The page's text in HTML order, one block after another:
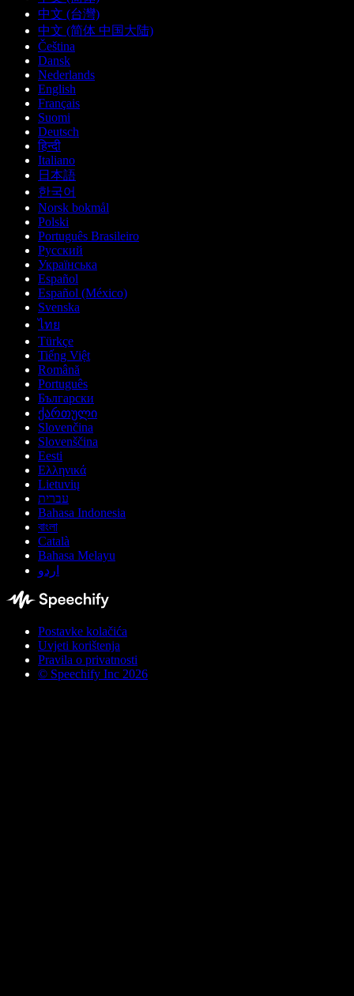
中文 (台灣)
中文 (简体 中国大陆)
Čeština
Dansk
Nederlands
English
Français
Suomi
Deutsch
हिन्दी
Italiano
日本語
한국어
Norsk bokmål
Polski
Português Brasileiro
Русский
Українська
Español
Español (México)
Svenska
ไทย
Türkçe
Tiếng Việt
Română
Português
Български
ქართული
Slovenčina
Slovenščina
Eesti
Ελληνικά
Lietuvių
עברית
Bahasa Indonesia
বাংলা
Català
Bahasa Melayu
اردو
Postavke kolačića
Uvjeti korištenja
Pravila o privatnosti
© Speechify Inc 2026